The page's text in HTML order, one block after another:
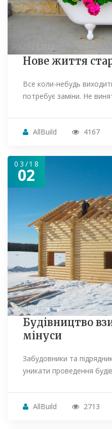
Нове життя
Все коли-небудь
потребує заміни. Не
AllBuild 4167
03/18
02
Будівництво
мінуси
Забудовники та
уникати проведення
AllBuild 2713